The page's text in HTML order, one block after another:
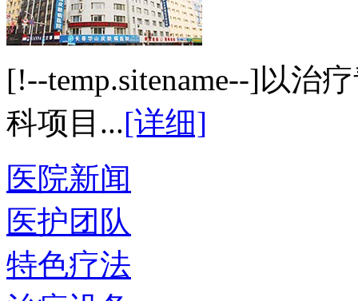
[!--temp.sitename--]以治
科项目...[详细]
医院新闻
医护团队
特色疗法